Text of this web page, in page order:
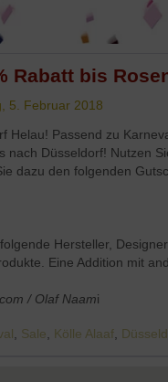
Rabatt bis
5. Februar 2018
Helau! Passend zu
nach Düsseldorf! Nutzen
dazu den folgenden
Hersteller,
Eine Addition mit
/ Olaf Naami
, Sale, Kölle Alaaf,